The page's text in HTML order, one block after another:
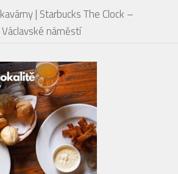
| Starbucks The Clock –
Václavské náměstí